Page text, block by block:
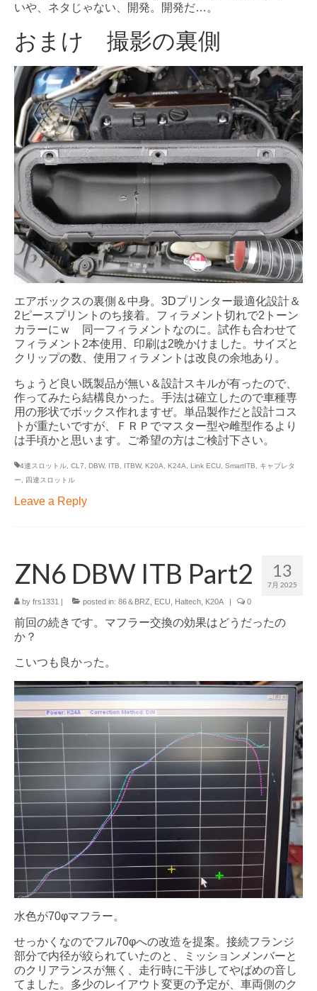
いや、ネタじゃない、開発。開発だ…。
おまけ 撮影の裏側
エアボックスの裏側＆中身。3Dプリンター最適化設計＆
2ピースプリントのち接着。フィラメント切れで2トーン
カラーにｗ 同一フィラメントなのに。試作も合わせて
フィラメント2本使用、印刷は2晩かけました。サイズと
クリップの数、使用フィラメントは改良の余地あり。
ちょうど良い既製品が無い＆設計スキルが有ったので、
作ってみたら結構良かった。手法は確立したので車種専
用の形状でボックス作れますぜ。単品製作だと設計コス
トが重たいですが、ＦＲＰでマスター型や雌型作るより
は手頃かと思います。ご希望の方はご検討下さい。
4連スロットル CL7 DBW, ITB ITBW, K20A K24A Link ECU SmartITB
キャブレタ
ー
四連スロットル
Leave a Reply
13
7月 2025
ZN6 DBW ITB Part2
by frs1331 | posted in: 86＆BRZ ECU Haltech K20A | 0
前回の続きです。マフラー交換の効果はどうだったの
か？
こいつも良かった。
水色が70φマフラー。
せっかくなのでフル70φへの改造を提案。接続フランジ
部分で内径が絞られていたのと、ミッションメンバーと
のクリアランスが無く、走行時に干渉してやばめの音し
てました。多少のレイアウト変更の予定が、車両側のク